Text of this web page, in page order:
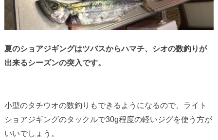
夏のショアジギングはツバスからハマチ、シオの数釣りが
出来るシーズンの突入です。
小型のタチウオの数釣りもできるようになるので、ライト
ショアジギングのタックルで30g程度の軽いジグを使う方が
いいでしょう。